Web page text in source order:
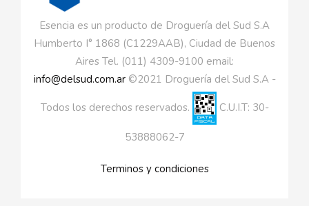
Esencia es un producto de Droguería del Sud S.A
Humberto I° 1868 (C1229AAB), Ciudad de Buenos
Aires Tel. (011) 4309-9100 email:
info@delsud.com.ar©2021 Droguería del Sud S.A -
Todos los derechos reservados. C.U.I.T: 30-
53888062-7
Terminos y condiciones